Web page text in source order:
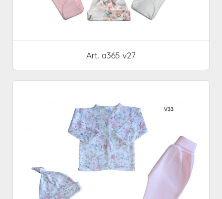
Art. a365 v27